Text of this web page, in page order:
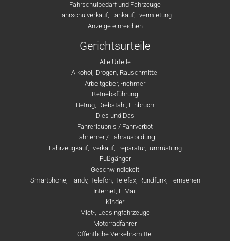
Fahrschulbedarf und Fahrzeuge
Fahrschulverkauf, - ankauf, -vermietung
Anzeige einreichen
Gerichtsurteile
Alle Urteile
Alkohol, Drogen, Rauschmittel
Arbeitgeber, -nehmer
Betriebsführung
Betrug, Diebstahl, Einbruch
Dies und Das
Fahrerlaubnis / Fahrverbot
Fahrlehrer / Fahrausbildung
Fahrzeugkauf, -verkauf, -reparatur, -umrüstung
Fußgänger
Geschwindigkeit
Smartphone, Handy, Telefon, Telefax, Rundfunk, Fernsehen
Internet, E-Mail
Kinder
Miet-, Leasingfahrzeuge
Motorradfahrer
Öffentliche Verkehrsmittel